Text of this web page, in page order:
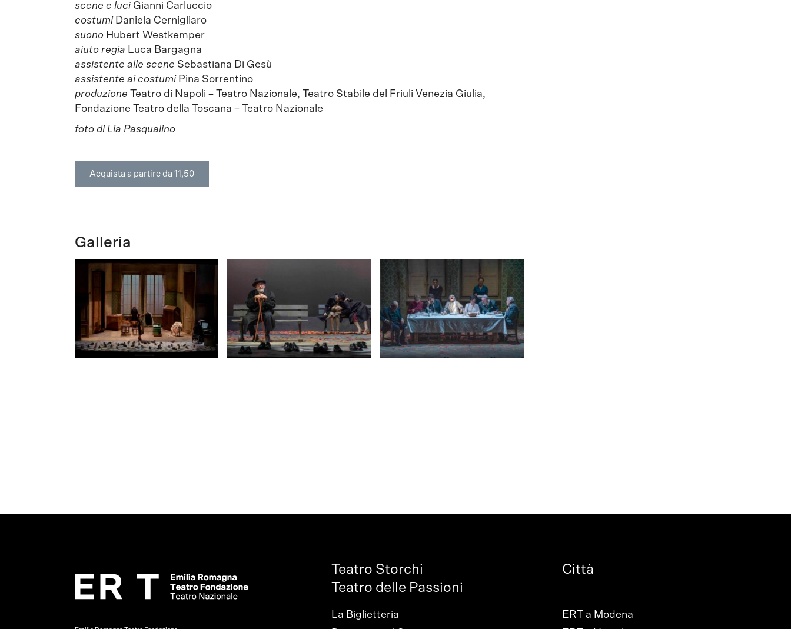
scene e luci Gianni Carluccio
costumi Daniela Cernigliaro
suono Hubert Westkemper
aiuto regia Luca Bargagna
assistente alle scene Sebastiana Di Gesù
assistente ai costumi Pina Sorrentino
produzione Teatro di Napoli – Teatro Nazionale, Teatro Stabile del Friuli Venezia Giulia,
Fondazione Teatro della Toscana – Teatro Nazionale
foto di Lia Pasqualino
Acquista a partire da 11,50
Galleria
Teatro Storchi
Teatro delle Passioni
La Biglietteria
Città
ERT a Modena